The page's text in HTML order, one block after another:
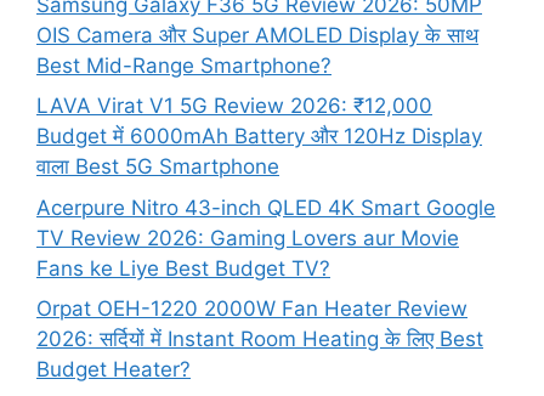
OIS Camera और Super AMOLED Display के साथ
Best Mid-Range Smartphone?
LAVA Virat V1 5G Review 2026: ₹12,000
Budget में 6000mAh Battery और 120Hz Display
वाला Best 5G Smartphone
Acerpure Nitro 43-inch QLED 4K Smart Google
TV Review 2026: Gaming Lovers aur Movie
Fans ke Liye Best Budget TV?
Orpat OEH-1220 2000W Fan Heater Review
2026: सर्दियों में Instant Room Heating के लिए Best
Budget Heater?